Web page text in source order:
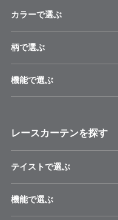
カラーで選ぶ
柄で選ぶ
機能で選ぶ
レースカーテンを探す
テイストで選ぶ
機能で選ぶ